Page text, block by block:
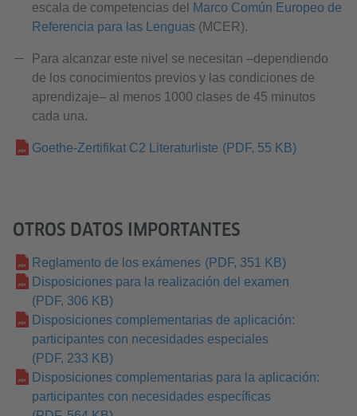
escala de competencias del
Marco Común Europeo de
Referencia para las Lenguas (MCER).
Para alcanzar este nivel se necesitan –dependiendo
de los conocimientos previos y las condiciones de
aprendizaje– al menos 1000 clases de 45 minutos
cada una.
Goethe-Zertifikat C2 Literaturliste (PDF, 55 KB)
OTROS DATOS IMPORTANTES
Reglamento de los exámenes (PDF, 351 KB)
Disposiciones para la realización del examen
(PDF, 306 KB)
Disposiciones complementarias de aplicación:
participantes con necesidades especiales
(PDF, 233 KB)
Disposiciones complementarias para la aplicación:
participantes con necesidades específicas